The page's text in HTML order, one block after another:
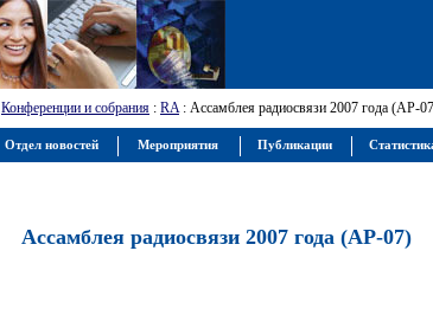
Конференции и собрания : RA: Ассамблея радиосвязи 2007 года (АР-
Ассамблея радиосвязи 2007 года (АР-07)
Отдел новостей Мероприятия Публикации